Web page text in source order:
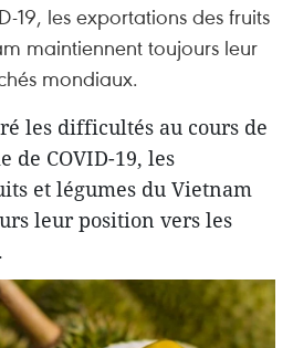
19, les exportations des fruits
maintiennent toujours leur
mondiaux.
les difficultés au cours de
de COVID-19, les
et légumes du Vietnam
leur position vers les